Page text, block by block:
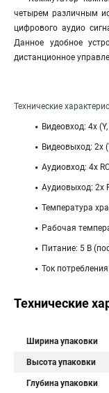
четырем различным
цифрового аудио
Данное удобное
дистанционное
Технические
Видеовход: 4х
Видеовыход: 2х
Аудиовход: 4x
Аудиовыход: 2x
Температура
Рабочая
Питание: 5 В
Ток
Технические
Ширина упаковки
Высота упаковки
Глубина упаковки